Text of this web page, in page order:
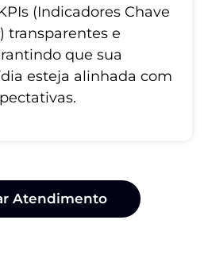
(Indicadores Chave
transparentes e
que sua
esteja alinhada com
Atendimento